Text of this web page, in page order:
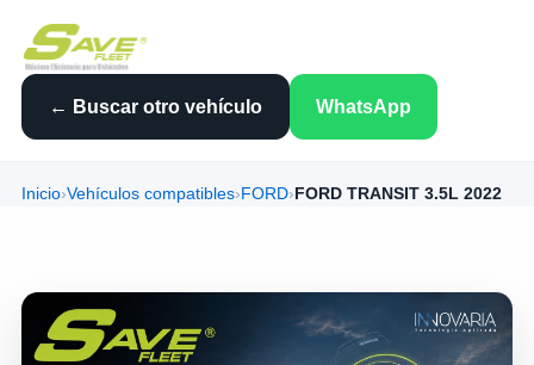
← Buscar otro vehículo WhatsApp
Inicio›Vehículos compatibles› FORD› FORD TRANSIT 3.5L 2022